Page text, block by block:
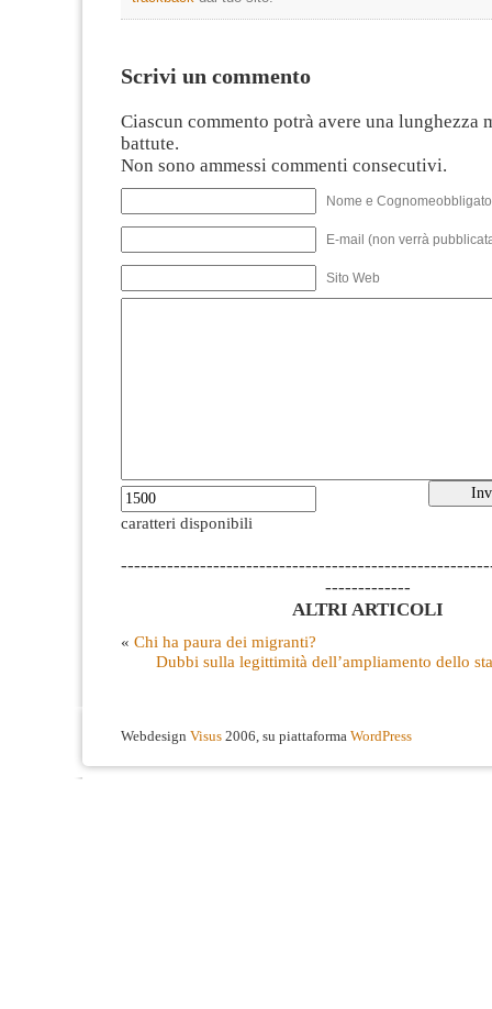
Scrivi un commento
Ciascun commento potrà avere una lunghezza
battute.
Non sono ammessi commenti consecutivi.
Nome e
E-mail (non verrà
Sito Web
caratteri disponibili
-------------
ALTRI ARTICOLI
« Chi ha paura dei migranti?
Dubbi sulla legittimità dell’ampliamento dello
Webdesign Visus 2006, su piattaforma WordPress